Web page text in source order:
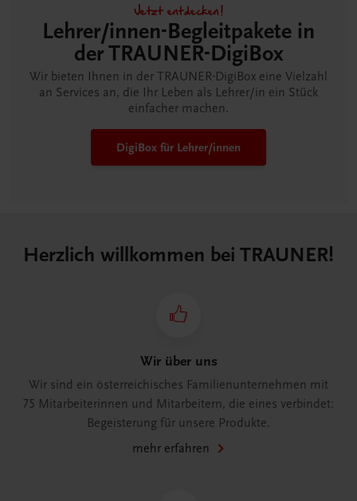
Jetzt entdecken!
Lehrer/innen-Begleitpakete in
der TRAUNER-DigiBox
Wir bieten Ihnen in der TRAUNER-DigiBox eine Vielzahl
an Services an, die Ihr Leben als Lehrer/in ein Stück
einfacher machen.
DigiBox für Lehrer/innen
Herzlich willkommen bei TRAUNER!
Wir über uns
Wir sind ein österreichisches Familienunternehmen mit
75 Mitarbeiterinnen und Mitarbeitern, die eines verbindet:
Begeisterung für unsere Produkte.
mehr erfahren